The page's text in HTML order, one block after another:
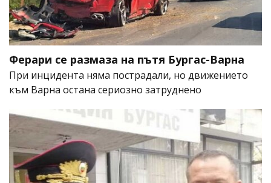
Ферари се размаза на пътя Бургас-Варна
При инцидента няма пострадали, но движението
към Варна остана сериозно затруднено